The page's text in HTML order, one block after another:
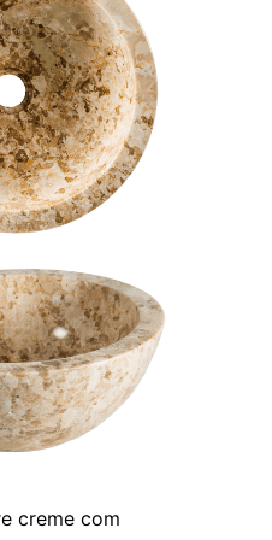
creme com
é:
R$ 2.019,00.